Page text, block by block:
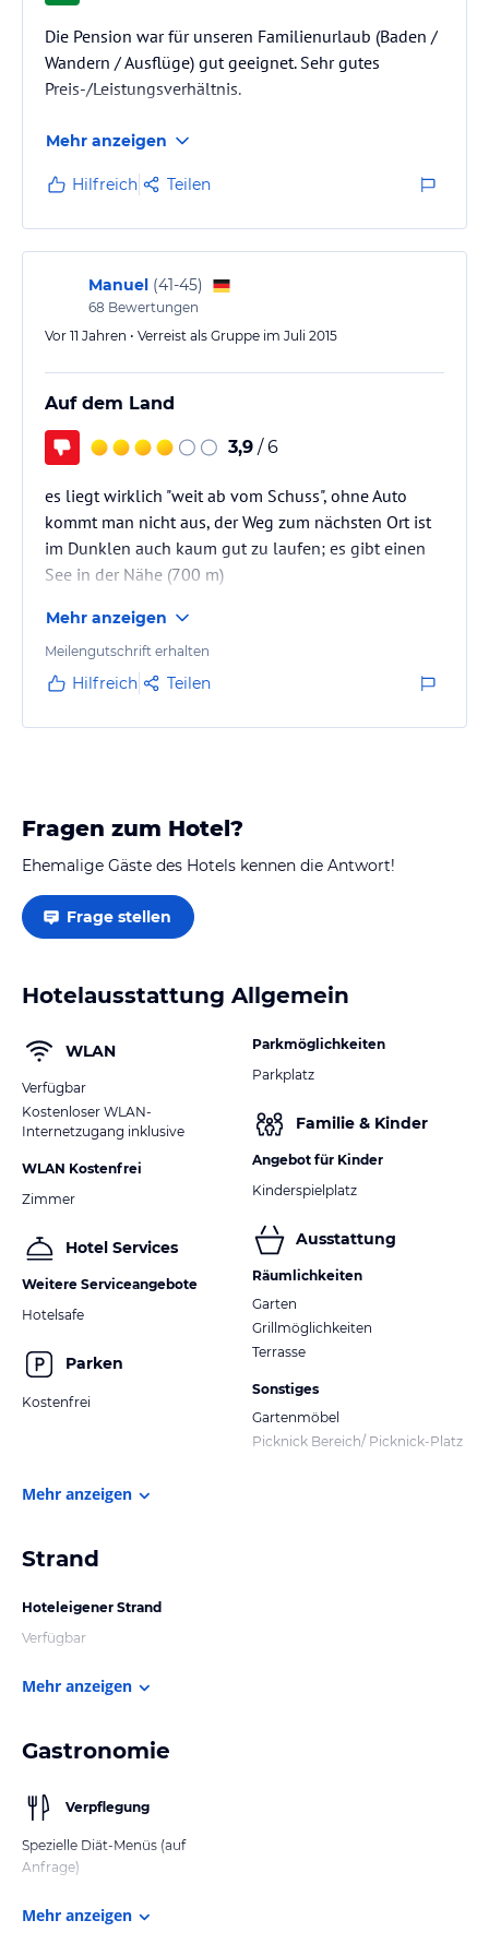
Privatparkplätze für Ihren Komfort. Nutzen Sie die Nähe zum
Golfplatz Klopeinersee, um Ihr Handicap zu verbessern, oder
beeindruckende Naturerfahrung.
Angaben ohne Gewähr. Bitte lies vor der Buchung die
Die Pension war für unseren Familienurlaub (Baden /
Wandern / Ausflüge) gut geeignet. Sehr gutes
Preis-/Leistungsverhältnis.
Mehr anzeigen
Hilfreich Teilen
Manuel (41-45)
68 Bewertungen
Vor 11 Jahren • Verreist als Gruppe im Juli 2015
Auf dem Land
3,9 / 6
es liegt wirklich "weit ab vom Schuss", ohne Auto
kommt man nicht aus, der Weg zum nächsten Ort ist
im Dunklen auch kaum gut zu laufen; es gibt einen
See in der Nähe (700 m)
Mehr anzeigen
Meilengutschrift erhalten
Hilfreich Teilen
Fragen zum Hotel?
Ehemalige Gäste des Hotels kennen die Antwort!
Frage stellen
Hotelausstattung Allgemein
WLAN
Verfügbar
Kostenloser WLAN-
Internetzugang inklusive
WLAN Kostenfrei
Zimmer
Hotel Services
Weitere Serviceangebote
Hotelsafe
Parken
Kostenfrei
Parkmöglichkeiten
Parkplatz
Familie & Kinder
Angebot für Kinder
Kinderspielplatz
Ausstattung
Räumlichkeiten
Garten
Grillmöglichkeiten
Terrasse
Sonstiges
Gartenmöbel
Picknick Bereich/ Picknick-Platz
Mehr anzeigen
Strand
Hoteleigener Strand
Verfügbar
Mehr anzeigen
Gastronomie
Verpflegung
Spezielle Diät-Menüs (auf
Anfrage)
Mehr anzeigen